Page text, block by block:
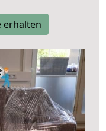
erhalten